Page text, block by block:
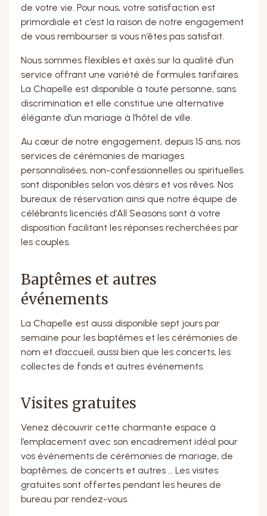
de votre vie. Pour nous, votre satisfaction est
primordiale et c’est la raison de notre engagement
de vous rembourser si vous n’êtes pas satisfait.
Nous sommes flexibles et axés sur la qualité d’un
service offrant une variété de formules tarifaires.
La Chapelle est disponible à toute personne, sans
discrimination et elle constitue une alternative
élégante d’un mariage à l’hôtel de ville.
Au cœur de notre engagement, depuis 15 ans, nos
services de cérémonies de mariages
personnalisées, non-confessionnelles ou spirituelles
sont disponibles selon vos désirs et vos rêves. Nos
bureaux de réservation ainsi que notre équipe de
célébrants licenciés d’All Seasons sont à votre
disposition facilitant les réponses recherchées par
les couples.
Baptêmes et autres
événements
La Chapelle est aussi disponible sept jours par
semaine pour les baptêmes et les cérémonies de
nom et d’accueil, aussi bien que les concerts, les
collectes de fonds et autres événements.
Visites gratuites
Venez découvrir cette charmante espace à
l’emplacement avec son encadrement idéal pour
vos événements de cérémonies de mariage, de
baptêmes, de concerts et autres … Les visites
gratuites sont offertes pendant les heures de
bureau par rendez-vous.